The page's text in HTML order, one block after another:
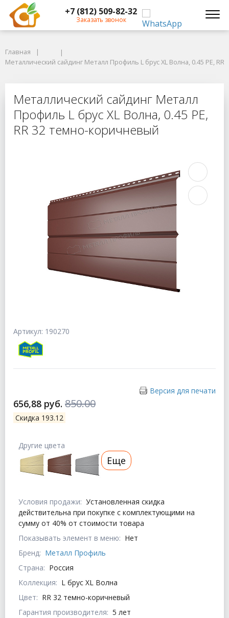
+7 (812) 509-82-32
Заказать звонок
Металлический сайдинг Металл Профиль L брус XL Волна, 0.45 PE, RR
Металлический сайдинг Металл
Главная
Металлический сайдинг Металл Профиль L брус XL Волна, 0.45 PE,
Металлический сайдинг Металл
Профиль L брус XL Волна, 0.45 PE,
RR 32 темно-коричневый
Артикул: 190270
Версия для печати
656,88 руб. 850.00
Скидка 193.12
Условия продажи: Установленная скидка
действительна при покупке с комплектующими на
сумму от 40% от стоимости товара
Показывать элемент в меню: Нет
Бренд: Металл Профиль
Страна: Россия
Коллекция: L брус XL Волна
Цвет: RR 32 темно-коричневый
Гарантия производителя: 5 лет
Другие цвета
Еще